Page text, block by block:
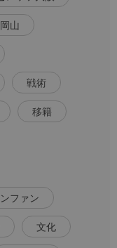
山
戦術
移籍
ファン
文化